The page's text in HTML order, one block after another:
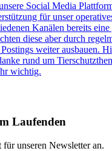
Social Media
für unser
Kanälen bereits
diese aber durch
weiter ausbauen.
rund um
wichtig.
Laufenden
unseren Newsletter an.